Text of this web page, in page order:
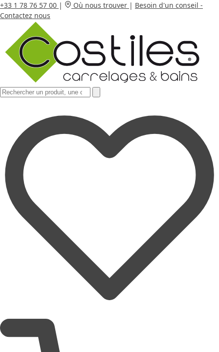
+33 1 78 76 57 00 | Où nous trouver | Besoin d'un conseil -
Contactez nous